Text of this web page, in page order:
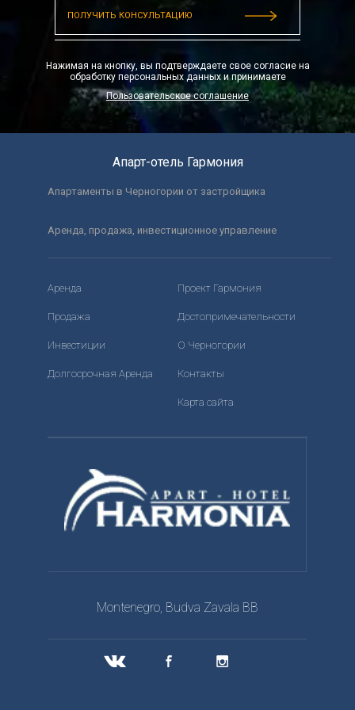
Высокий стул для ребенка
Нажимая на кнопку, вы подтверждаете свое согласие на
обработку персональных данных и принимаете
Пользовательское соглашение
Апарт-отель Гармония
Апартаменты в Черногории от застройщика
Аренда, продажа, инвестиционное управление
Аренда
Продажа
Инвестиции
Долгосрочная Аренда
Проект Гармония
Достопримечательности
О Черногории
Контакты
Карта сайта
Montenegro, Budva Zavala BB